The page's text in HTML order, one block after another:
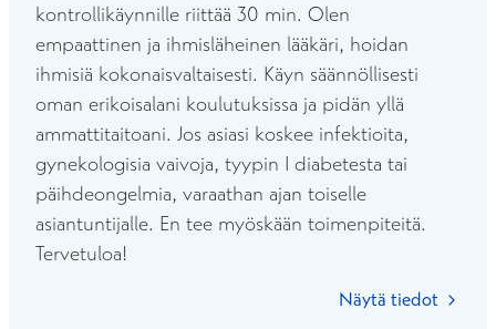
kontrollikäynnille riittää 30 min. Olen
empaattinen ja ihmisläheinen lääkäri, hoidan
ihmisiä kokonaisvaltaisesti. Käyn säännöllisesti
oman erikoisalani koulutuksissa ja pidän yllä
ammattitaitoani. Jos asiasi koskee infektioita,
gynekologisia vaivoja, tyypin I diabetesta tai
päihdeongelmia, varaathan ajan toiselle
asiantuntijalle. En tee myöskään toimenpiteitä.
Tervetuloa!
Näytä tiedot